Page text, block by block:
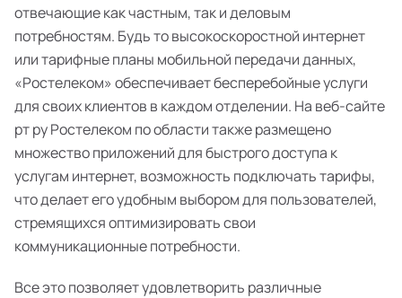
отвечающие как частным, так и деловым
потребностям. Будь то высокоскоростной интернет
или тарифные планы мобильной передачи данных,
«Ростелеком» обеспечивает бесперебойные услуги
для своих клиентов в каждом отделении. На веб-сайте
рт ру Ростелеком по области также размещено
множество приложений для быстрого доступа к
услугам интернет, возможность подключать тарифы,
что делает его удобным выбором для пользователей,
стремящихся оптимизировать свои
коммуникационные потребности.
Все это позволяет удовлетворить различные